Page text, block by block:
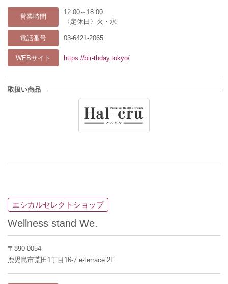
営業時間
12:00～18:00
〈定休日〉火・水
電話番号 03-6421-2065
WEBサイト https://bir-thday.tokyo/
取扱い商品
エシカルセレクトショップ
Wellness stand We.
〒890-0054
鹿児島市荒田1丁目16-7 e-terrace 2F